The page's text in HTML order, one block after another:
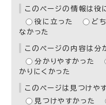
このページの情報は役
役に立った
ど
なかった
このページの内容は分
分かりやすかった
かりにくかった
このページは見つけや
見つけやすかった